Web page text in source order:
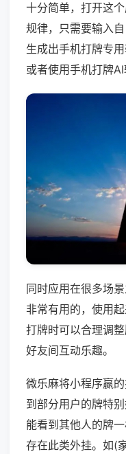
十分简单，打开这
规律，只需要输入
生成出手机打牌专
或者使用手机打牌AI
同时应用在很多场
非常有用的，使用
打牌时可以合理调
好友间互动乐趣。
微乐麻将小程序赢
到部分用户的牌特
能看到其他人的牌
存在此类外挂。如(